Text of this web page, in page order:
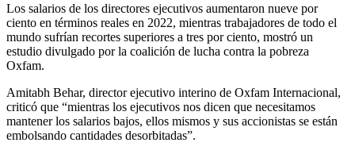
Los salarios de los directores ejecutivos aumentaron nueve por
ciento en términos reales en 2022, mientras trabajadores de todo el
mundo sufrían recortes superiores a tres por ciento, mostró un
estudio divulgado por la coalición de lucha contra la pobreza
Oxfam.
Amitabh Behar, director ejecutivo interino de Oxfam Internacional,
criticó que “mientras los ejecutivos nos dicen que necesitamos
mantener los salarios bajos, ellos mismos y sus accionistas se están
embolsando cantidades desorbitadas”.